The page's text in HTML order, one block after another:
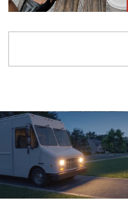
GET IT TODAY